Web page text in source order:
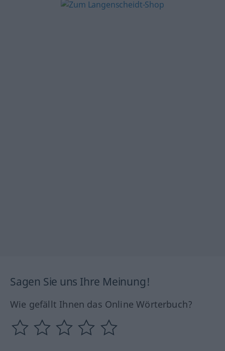
Sagen Sie uns Ihre Meinung!
Wie gefällt Ihnen das Online Wörterbuch?